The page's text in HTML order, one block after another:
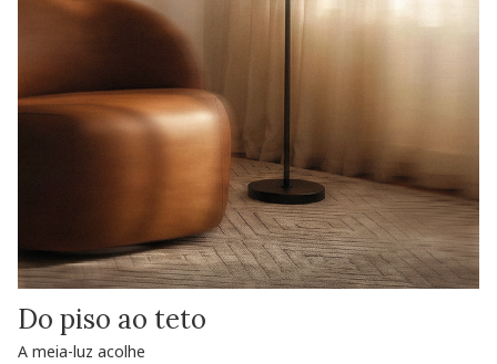
Do piso ao teto
A meia-luz acolhe